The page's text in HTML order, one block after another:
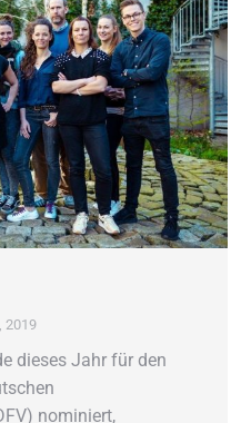
2019
dieses Jahr für den
nominiert,